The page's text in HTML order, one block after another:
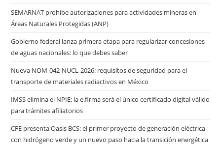
SEMARNAT prohíbe autorizaciones para actividades mineras en
Áreas Naturales Protegidas (ANP)
Gobierno federal lanza primera etapa para regularizar concesiones
de aguas nacionales: lo que debes saber
Nueva NOM-042-NUCL-2026: requisitos de seguridad para el
transporte de materiales radiactivos en México
IMSS elimina el NPIE: la e.firma será el único certificado digital válido
para trámites afiliatorios
CFE presenta Oasis BCS: el primer proyecto de generación eléctrica
con hidrógeno verde y un nuevo paso hacia la transición energética